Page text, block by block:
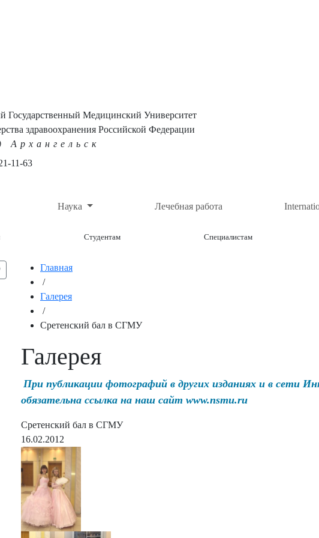
Государственный Медицинский Университет
здравоохранения Российской Федерации
Архангельск
11-63
Наука Лечебная работа
Студентам Специалистам
Главная
/
Галерея
/
Сретенский бал в СГМУ
Галерея
При публикации фотографий в других изданиях и в сети
обязательна ссылка на наш сайт www.nsmu.ru
Сретенский бал в СГМУ
16.02.2012